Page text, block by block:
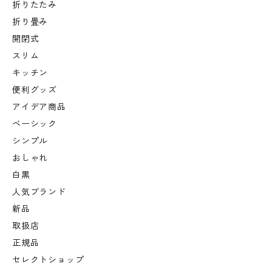
折りたたみ
折り畳み
開閉式
スリム
キッチン
便利グッズ
アイデア商品
ベーシック
シンプル
おしゃれ
白黒
人気ブランド
新品
取扱店
正規品
セレクトショップ